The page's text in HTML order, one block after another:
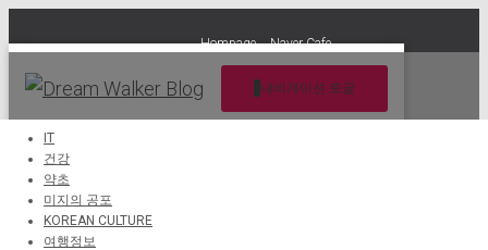
Hompage Naver Cafe
내비게이션 토글
IT
건강
약초
미지의 공포
KOREAN CULTURE
여행정보
탈모증